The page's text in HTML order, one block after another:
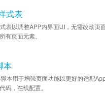
式表
表以调整APP内界面UI，无需改动页
有页面元素。
本
本用于增强页面功能以更好的适配
码，在线配置。